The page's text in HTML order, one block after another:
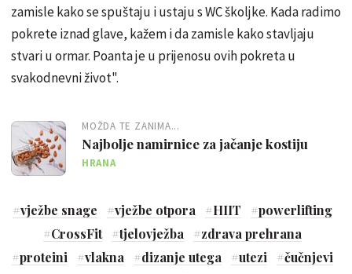
zamisle kako se spuštaju i ustaju s WC školjke. Kada radimo
pokrete iznad glave, kažem i da zamisle kako stavljaju
stvari u ormar. Poanta je u prijenosu ovih pokreta u
svakodnevni život".
MOŽDA TE ZANIMA...
Najbolje namirnice za jačanje kostiju
HRANA
#vježbe snage #vježbe otpora #HIIT #powerlifting
#CrossFit #tjelovježba #zdrava prehrana
#proteini #vlakna #dizanje utega #utezi #čučnjevi